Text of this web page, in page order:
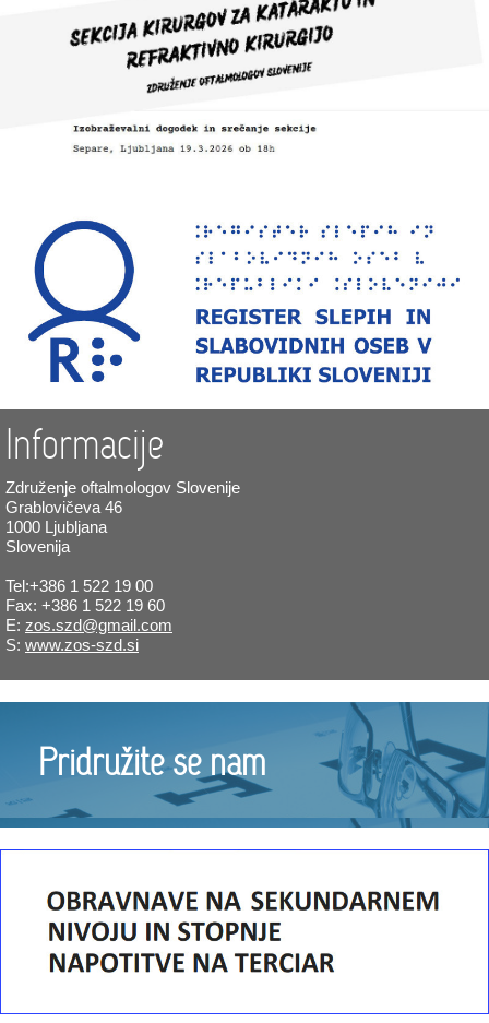
Informacije
Združenje oftalmologov Slovenije
Grablovičeva 46
1000 Ljubljana
Slovenija
Tel:+386 1 522 19 00
Fax: +386 1 522 19 60
E: zos.szd@gmail.com
S: www.zos-szd.si
Pridružite se nam